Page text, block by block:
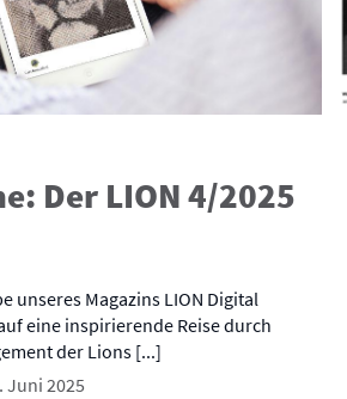
Der LION 4/2025
unseres Magazins LION Digital
eine inspirierende Reise durch
der Lions [...]
Juni 2025